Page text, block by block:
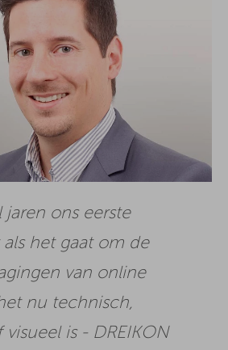
jaren ons eerste
het gaat om de
van online
nu technisch,
is - DREIKON